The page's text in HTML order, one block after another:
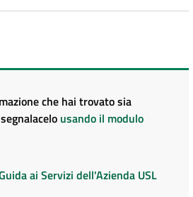
che hai trovato sia
usando il modulo
ai Servizi dell'Azienda USL